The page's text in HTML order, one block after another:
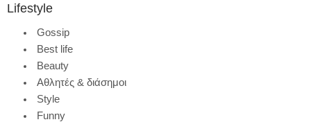
Lifestyle
Gossip
Best life
Beauty
Αθλητές & διάσημοι
Style
Funny